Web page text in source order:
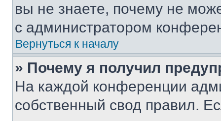
вы не знаете, почему не
с администратором
Вернуться к началу
» Почему я получил
На каждой конференции
собственный свод правил.